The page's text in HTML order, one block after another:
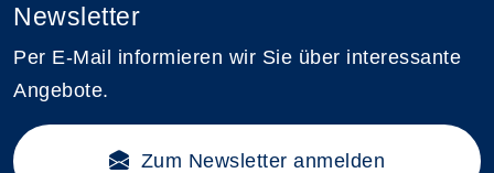
Newsletter
Per E-Mail informieren wir Sie über interessante
Angebote.
Zum Newsletter anmelden